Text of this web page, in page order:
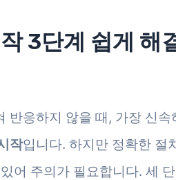
3단계 쉽게 해
반응하지 않을 때, 가장 신속
작입니다. 하지만 정확한 절
어 주의가 필요합니다. 세